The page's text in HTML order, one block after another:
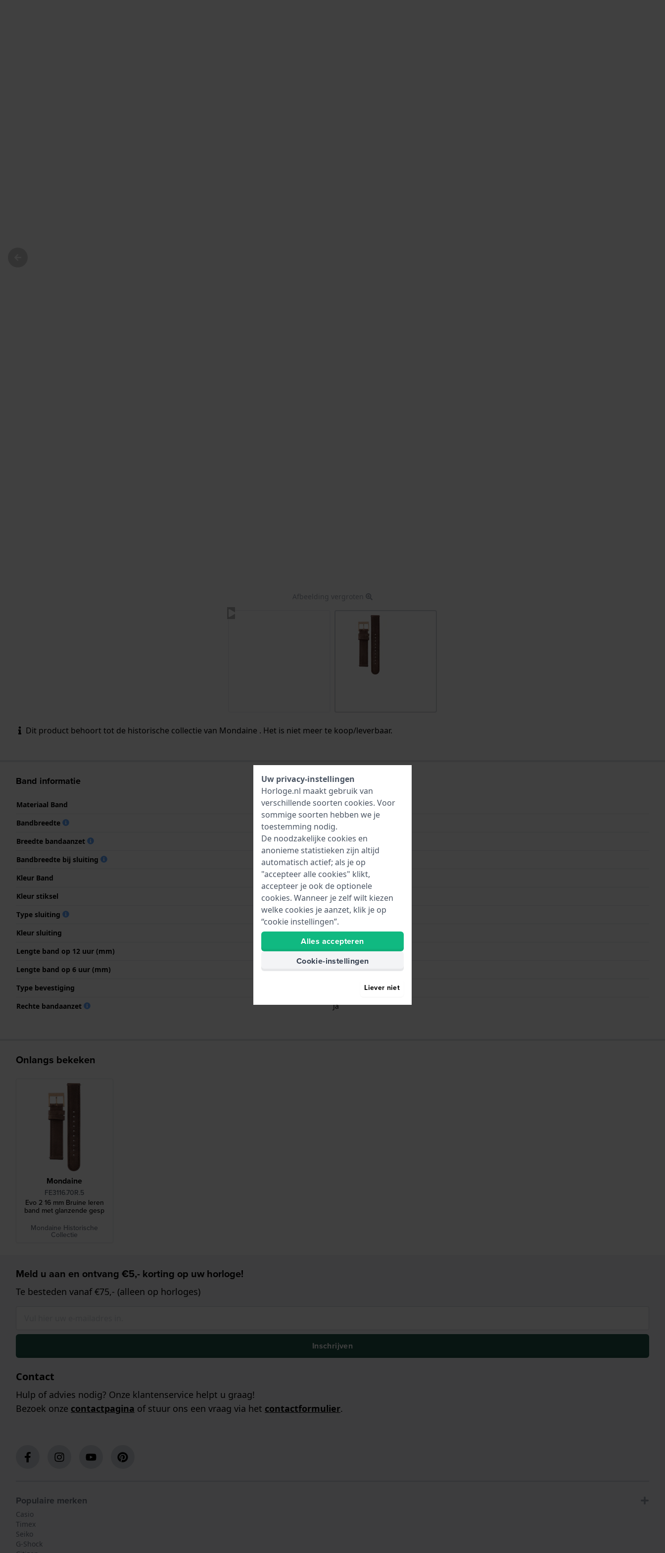
Afbeelding vergroten
Dit product behoort tot de historische collectie van Mondaine . Het is niet meer te koop/leverbaar.
Band informatie
Materiaal Band
Leer
Bandbreedte
Breedte bandaanzet
16 mm
Bandbreedte bij sluiting
16 mm
Kleur Band
Bruin
Kleur stiksel
Bruin
Type sluiting
Gesp
Kleur sluiting
Roségoud
Lengte band op 12 uur (mm)
70 mm
Lengte band op 6 uur (mm)
110 mm
Type bevestiging
Quick release pushpins
Rechte bandaanzet
Ja
Onlangs bekeken
Mondaine
FE3116.70R.5
Evo 2 16 mm Bruine leren
band met glanzende gesp
Mondaine Historische
Collectie
Meld u aan en ontvang €5,- korting op uw horloge!
Te besteden vanaf €75,- (alleen op horloges)
Inschrijven
Contact
Hulp of advies nodig? Onze klantenservice helpt u graag!
Bezoek onze contactpagina of stuur ons een vraag via het contactformulier.
Populaire merken
Casio
Timex
Seiko
G-Shock
Uw privacy-instellingen
Horloge.nl maakt gebruik van
verschillende soorten cookies. Voor
sommige soorten hebben we je
toestemming nodig.
De noodzakelijke cookies en
anonieme statistieken zijn altijd
automatisch actief; als je op
"accepteer alle cookies" klikt,
accepteer je ook de optionele
cookies. Wanneer je zelf wilt kiezen
welke cookies je aanzet, klik je op
“cookie instellingen”.
Alles accepteren
Cookie-instellingen
Liever niet